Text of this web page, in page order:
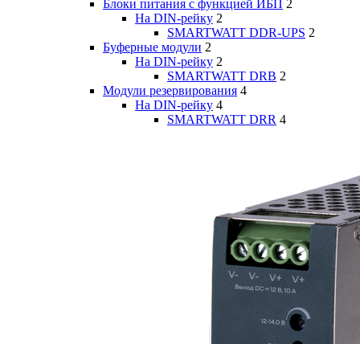
Блоки питания с функцией ИБП 2
На DIN-рейку 2
SMARTWATT DDR-UPS 2
Буферные модули 2
На DIN-рейку 2
SMARTWATT DRB 2
Модули резервирования 4
На DIN-рейку 4
SMARTWATT DRR 4